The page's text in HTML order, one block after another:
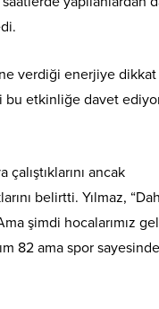
verdiği enerjiye dikkat
bu etkinliğe davet
ancak
belirtti. Yılmaz,
şimdi hocalarımız
82 ama spor sayesinde